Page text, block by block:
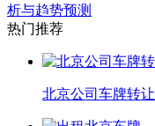
析与趋势预测
热门推荐
北京公司车牌转让